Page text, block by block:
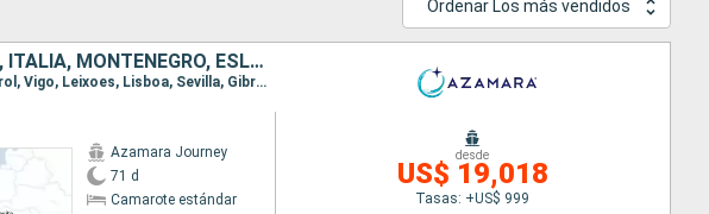
Ordenar Los más vendidos
REINO UNIDO, FRANCIA, PORTUGAL, ESPAÑA, MONACO, ITALIA, MONTENEGRO, ESLOVENIA, CROACIA, TURQUÍA, GRECIA
Itinerario : Portsmouth, St. Malo, Burdeos, San Juan de Luz, Bilbao, Ferrol, Vigo, Leixoes, Lisboa, Sevilla, Gibraltar, Malaga, Motril, Cartagena, Valencia, Barcelona, Marsella, Cannes, Monaco Monte-Carlo, Santa Margherita, Pisa/Florencia (Livorno), Porto Santo Stefano, Civitavecchia - Roma, Sorrento, Amalfi, Trapani, Puerto Empedocle, Siracusa ( Sicilia), Kotor, Sibenik, Venecia, Opatija, Zadar, Sibenik, Kotor, Dubrovnik, Hvar, Pula, Venecia, Koper, Rovinj, Split, Kotor, Corfú, Argostoli, Delfos, Katakolon, Chania, El Pireo Atenas, Monemvasia, Syros, Volos, Salónica, Kavala, Estambul, Canakkale, Chios, Rodas, Agios Nikolaus (Crete), Santoríni, Mykonos, El Pireo Atenas
Azamara Journey
71 d
Camarote estándar
desde
US$ 19,018
Tasas: +US$ 999